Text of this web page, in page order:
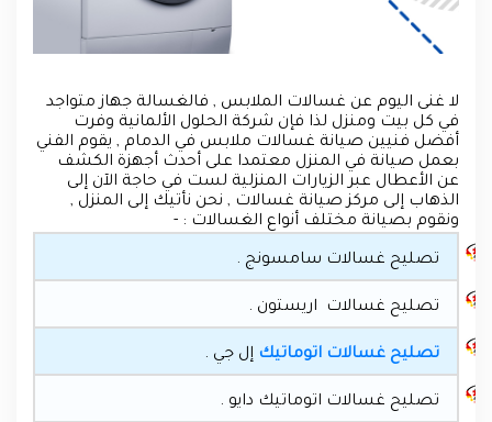
لا غنى اليوم عن غسالات الملابس , فالغسالة جهاز متواجد
في كل بيت ومنزل لذا فإن شركة الحلول الألمانية وفرت
أفضل فنيين صيانة غسالات ملابس في الدمام , يقوم الفني
بعمل صيانة في المنزل معتمدا على أحدث أجهزة الكشف
عن الأعطال عبر الزيارات المنزلية لست في حاجة الآن إلى
الذهاب إلى مركز صيانة غسالات , نحن نأتيك إلى المنزل ,
ونقوم بصيانة مختلف أنواع الغسالات : -
تصليح غسالات سامسونج .
تصليح غسالات اريستون .
تصليح غسالات اتوماتيك إل جي .
تصليح غسالات اتوماتيك دايو .